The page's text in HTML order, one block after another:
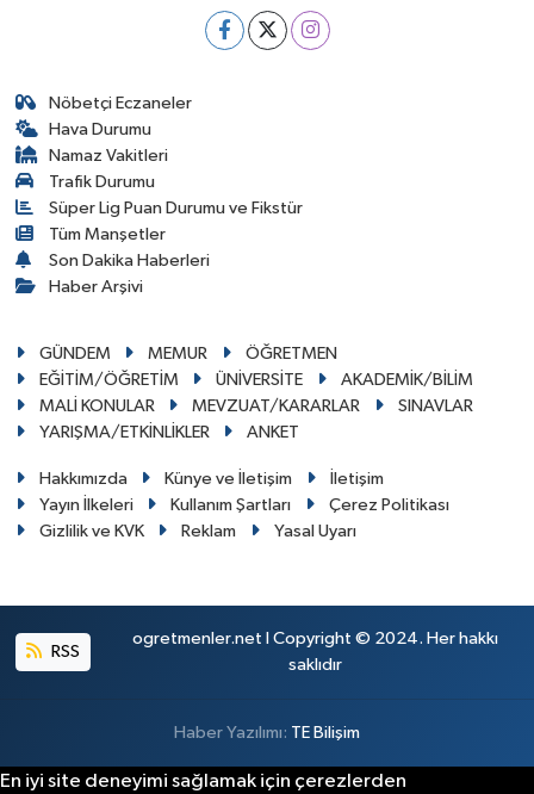
Nöbetçi Eczaneler
Hava Durumu
Namaz Vakitleri
Trafik Durumu
Süper Lig Puan Durumu ve Fikstür
Tüm Manşetler
Son Dakika Haberleri
Haber Arşivi
GÜNDEM MEMUR
ÖĞRETMEN
EĞİTİM/ÖĞRETİM
ÜNİVERSİTE
AKADEMİK/BİLİM
MALİ KONULAR
MEVZUAT/KARARLAR
SINAVLAR
YARIŞMA/ETKİNLİKLER
ANKET
Hakkımızda Künye ve İletişim
İletişim
Yayın İlkeleri
Kullanım Şartları
Çerez Politikası
Gizlilik ve KVK
Reklam Yasal Uyarı
RSS
ogretmenler.net I Copyright © 2024. Her hakkı
saklıdır
Haber Yazılımı: TE Bilişim
En iyi site deneyimi sağlamak için çerezlerden